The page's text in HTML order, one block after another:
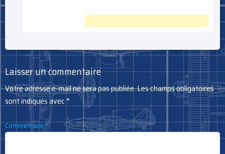
Laisser un commentaire
Votre adresse e-mail ne sera pas publiée.Les champs obligatoires
sont indiqués avec*
Commentaire*